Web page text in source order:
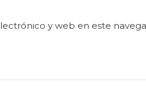
y web en este